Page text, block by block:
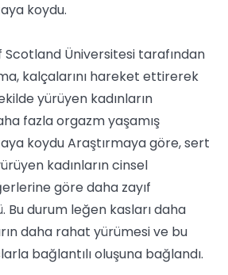
koydu.
Scotland Üniversitesi tarafından
kalçalarını hareket ettirerek
yürüyen kadınların
fazla orgazm yaşamış
koydu Araştırmaya göre, sert
kadınların cinsel
göre daha zayıf
Bu durum leğen kasları daha
daha rahat yürümesi ve bu
bağlantılı oluşuna bağlandı.